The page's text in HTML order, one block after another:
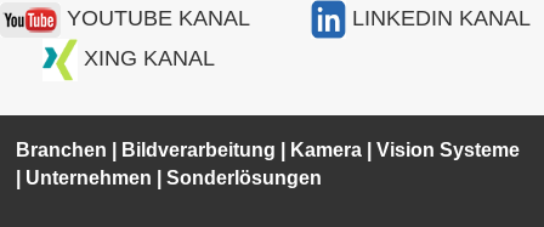
YOUTUBE KANAL
LINKEDIN KANAL
XING KANAL
Branchen Bildverarbeitung Kamera |Vision Systeme
Unternehmen |Sonderlösungen